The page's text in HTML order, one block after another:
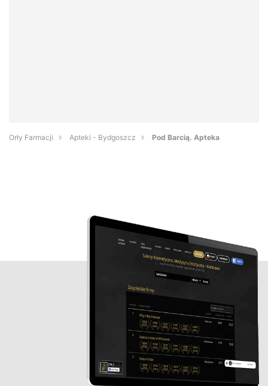
Orły Farmacji Apteki - Bydgoszcz Pod Barcią. Apteka